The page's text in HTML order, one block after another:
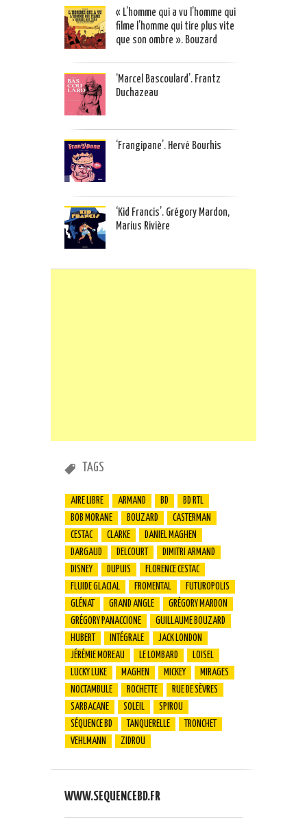
« L’homme qui a vu l’homme qui
filme l’homme qui tire plus vite
que son ombre ». Bouzard
‘Marcel Bascoulard’. Frantz
Duchazeau
‘Frangipane’. Hervé Bourhis
‘Kid Francis’. Grégory Mardon,
Marius Rivière
TAGS
AIRE LIBRE ARMAND BD
BD RTL
BOB MORANE
BOUZARD
CASTERMAN
CESTAC
CLARKE
DANIEL MAGHEN
DARGAUD
DELCOURT
DIMITRI ARMAND
DISNEY
DUPUIS
FLORENCE CESTAC
FLUIDE GLACIAL
FROMENTAL
FUTUROPOLIS
GLÉNAT
GRAND ANGLE
GRÉGORY MARDON
GRÉGORY PANACCIONE
GUILLAUME BOUZARD
HUBERT
INTÉGRALE
JACK LONDON
JÉRÉMIE MOREAU
LE LOMBARD
LOISEL
LUCKY LUKE
MAGHEN MICKEY
MIRAGES
NOCTAMBULE
ROCHETTE
RUE DE SÈVRES
SARBACANE
SOLEIL
SPIROU
SÉQUENCE BD
TANQUERELLE
TRONCHET
VEHLMANN
ZIDROU
WWW.SEQUENCEBD.FR